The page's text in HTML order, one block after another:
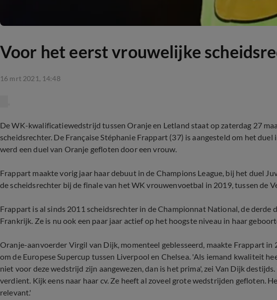
Voor het eerst vrouwelijke
16 mrt 2021, 14:48
De WK-kwalificatiewedstrijd tussen Oranje en Letland staat op zaterdag 27
scheidsrechter. De Française Stéphanie Frappart (37) is aangesteld om het
werd een duel van Oranje gefloten door een vrouw.
Frappart maakte vorig jaar haar debuut in de Champions League, bij het duel
de scheidsrechter bij de finale van het WK vrouwenvoetbal in 2019, tussen de
Frappart is al sinds 2011 scheidsrechter in de Championnat National, de derde
Frankrijk. Ze is nu ook een paar jaar actief op het hoogste niveau in haar
Oranje-aanvoerder Virgil van Dijk, momenteel geblesseerd, maakte Frappart in
om de Europese Supercup tussen Liverpool en Chelsea. 'Als iemand kwaliteit
niet voor deze wedstrijd zijn aangewezen, dan is het prima', zei Van Dijk
verdient. Kijk eens naar haar cv. Ze heeft al zoveel grote wedstrijden gefloten.
relevant.'